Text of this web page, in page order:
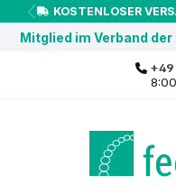
springen
KOSTENLOSER
Mitglied im Verband